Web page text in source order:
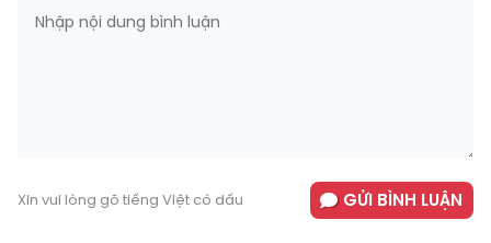
Xin vui lòng gõ tiếng Việt có dấu GỬI BÌNH LUẬN